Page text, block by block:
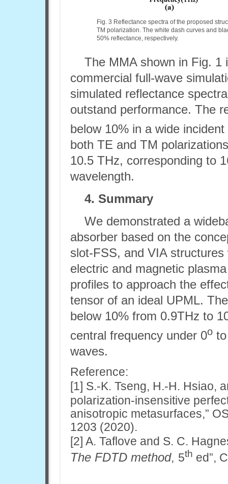
Fig. 3 Reflectance spectra of the proposed
TM polarization. The white dash curves and
50% reflectance, respectively.
The MMA shown in Fig. 1
commercial full-wave
simulated reflectance
outstand performance. The
below 10% in a wide
both TE and TM
10.5 THz, corresponding to
wavelength.
4. Summary
We demonstrated a
absorber based on the
slot-FSS, and VIA
electric and magnetic
profiles to approach the
tensor of an ideal UPML.
below 10% from 0.9THz to
central frequency under 0o
waves.
Reference:
[1] S.-K. Tseng, H.-H. Hsiao,
polarization-insensitive
anisotropic metasurfaces,”
1203 (2020).
[2] A. Taflove and S. C.
The FDTD method, 5th ed”,